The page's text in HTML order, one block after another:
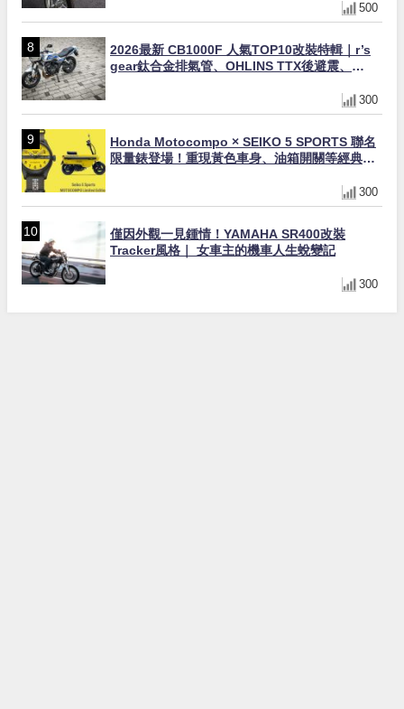
500
2026最新 CB1000F 人氣TOP10改裝特輯｜r’s
gear鈦合金排氣管、OHLINS TTX後避震、
300
Honda Motocompo × SEIKO 5 SPORTS 聯名
限量錶登場！重現黃色車身、油箱開關等經典設
300
僅因外觀一見鍾情！YAMAHA SR400改裝
Tracker風格｜ 女車主的機車人生蛻變記
300